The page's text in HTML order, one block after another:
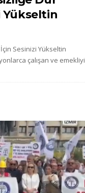
Yükseltin
Sesinizi Yükseltin
çalışan ve emekliyi